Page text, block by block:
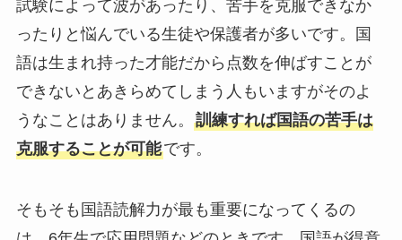
試験によって波があったり、苦手を克服できなか
ったりと悩んでいる生徒や保護者が多いです。国
語は生まれ持った才能だから点数を伸ばすことが
できないとあきらめてしまう人もいますがそのよ
うなことはありません。 訓練すれば国語の苦手は
克服することが可能です。
そもそも国語読解力が最も重要になってくるの